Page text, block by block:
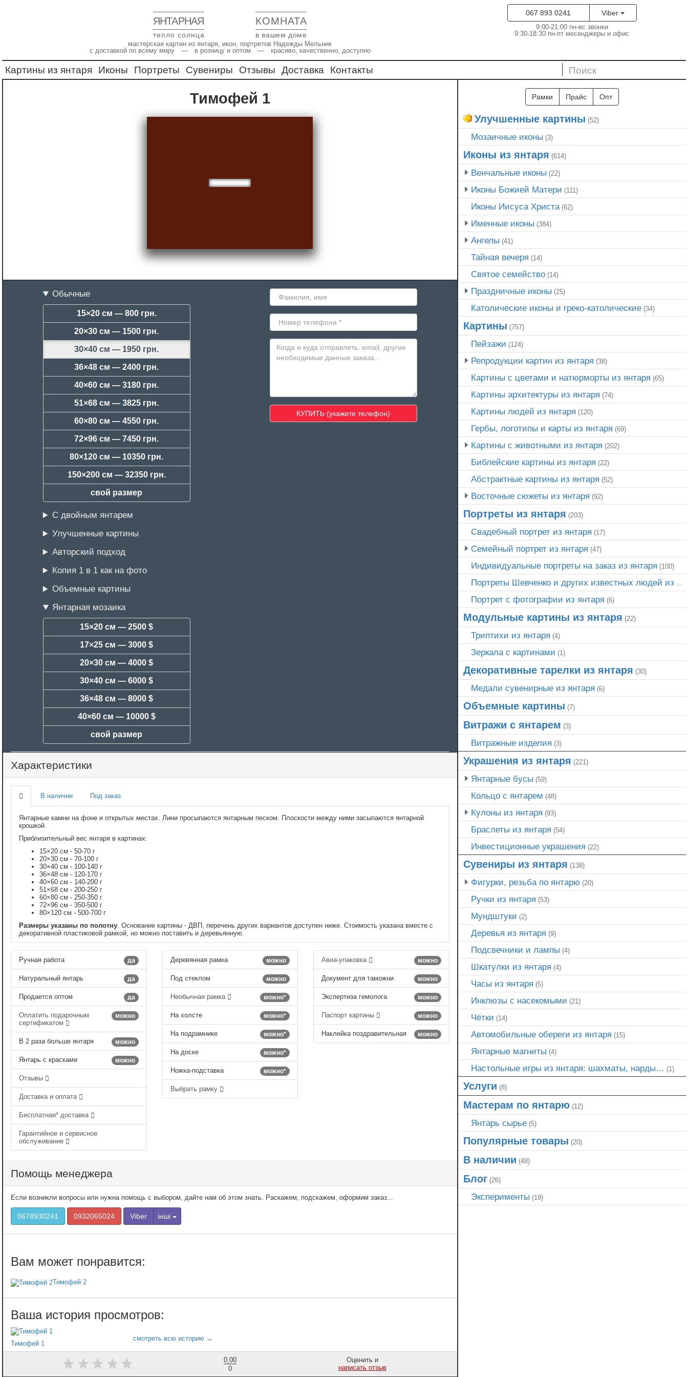
ЯНТАРНАЯ КОМНАТА
тепло солнца в вашем доме
мастерская картин из янтаря, икон, портретов Надежды Мельник
с доставкой по всему миру — в розницу и оптом — красиво, качественно, доступно
067 893 0241 Viber
9:00-21:00 пн-вс звонки
9:30-18:30 пн-пт месенджеры и офис
Картины из янтаря Иконы Портреты Сувениры Отзывы Доставка Контакты
Тимофей 1
Обычные
15×20 см — 800 грн.
20×30 см — 1500 грн.
30×40 см — 1950 грн.
36×48 см —2400 грн.
40×60 см —3180 грн.
51×68 см —3825 грн.
60×80 см —4550 грн.
72×96 см —7450 грн.
80×120 см — 10350 грн.
150×200 см — 32350 грн.
свой размер
С двойным янтарем
Улучшенные картины
Авторский подход
Копия 1 в 1 как на фото
Объемные картины
Янтарная мозаика
15×20 см —2500 $
17×25 см —3000 $
20×30 см —4000 $
30×40 см —6000 $
36×48 см —8000 $
40×60 см — 10000 $
свой размер
Характеристики
В наличии Под заказ
Янтарные камни на фоне и открытых местах. Лини просыпаются янтарным песком. Плоскости между ними засыпаются янтарной
крошкой.
Приблизительный вес янтаря в картинах:
15×20 см - 50-70 г
20×30 см - 70-100 г
30×40 см - 100-140 г
36×48 см - 120-170 г
40×60 см - 140-200 г
51×68 см - 200-250 г
60×80 см - 250-350 г
72×96 см - 350-500 г
80×120 см - 500-700 г
Размеры указаны по полотну. Основание картины - ДВП, перечень других вариантов доступен ниже. Стоимость указана вместе с
декоративной пластиковой рамкой, но можно поставить и деревьянную.
да
Ручная работа
да
Натуральный янтарь
да
Продается оптом
можно
Оплатить подарочным
сертификатом
можно
В 2 раза больше янтаря
можно
Янтарь с красками
Отзывы
Доставка и оплата
Бесплатная* доставка
Гарантийное и сервисное
обслуживание
можно
Деревянная рамка
можно
Под стеклом
можно*
Необычная рамка
можно*
На холсте
можно*
На подрамнике
можно*
На доске
можно*
Ножка-подставка
Выбрать рамку
можно
Авиа-упаковка
можно
Документ для таможни
можно
Экспертиза гемолога
можно
Паспорт картины
можно
Наклейка поздравительная
Помощь менеджера
Если возникли вопросы или нужна помощь с выбором, дайте нам об этом знать. Раскажем, подскажем, оформим заказ...
0678930241 0932065024 Viber інші
Тимофей 2
Тимофей 1
0,00
0
Оценить и
написать отзыв
Рамки Прайс Опт
Улучшенные картины (52)
Мозаичные иконы (3)
Иконы из янтаря (614)
Венчальные иконы (22)
Иконы Божией Матери (111)
Иконы Иисуса Христа(62)
Именные иконы (384)
Ангелы (41)
Тайная вечеря (14)
Святое семейство(14)
Праздничные иконы (25)
Католические иконы и греко-католические(34)
Картины (757)
Пейзажи (124)
Репродукции картин из янтаря (38)
Картины с цветами и натюрморты из янтаря (65)
Картины архитектуры из янтаря (74)
Картины людей из янтаря (120)
Гербы, логотипы и карты из янтаря (69)
Картины с животными из янтаря (202)
Библейские картины из янтаря (22)
Абстрактные картины из янтаря (52)
Восточные сюжеты из янтаря (92)
Портреты из янтаря (203)
Свадебный портрет из янтаря (17)
Семейный портрет из янтаря (47)
Индивидуальные портреты на заказ из янтаря (100)
Портреты Шевченко и других известных людей из янтаря
Портрет c фотографии из янтаря (6)
Модульные картины из янтаря (22)
Триптихи из янтаря (4)
Зеркала с картинами (1)
Декоративные тарелки из янтаря (30)
Медали сувенирные из янтаря (6)
Объемные картины (7)
Витражи с янтарем (3)
Витражные изделия (3)
Украшения из янтаря (221)
Янтарные бусы (59)
Кольцо с янтарем (48)
Кулоны из янтаря (93)
Браслеты из янтаря (54)
Инвестиционные украшения (22)
Сувениры из янтаря (138)
Фигурки, резьба по янтарю (20)
Ручки из янтаря (53)
Мундштуки (2)
Деревья из янтаря (9)
Подсвечники и лампы (4)
Шкатулки из янтаря (4)
Часы из янтаря (5)
Инклюзы с насекомыми (21)
Чётки (14)
Автомобильные обереги из янтаря (15)
Янтарные магниты (4)
Настольные игры из янтаря: шахматы, нарды… (1)
Услуги (8)
Мастерам по янтарю(12)
Янтарь сырье(5)
Популярные товары (20)
В наличии (48)
Блог(26)
Эксперименты (19)